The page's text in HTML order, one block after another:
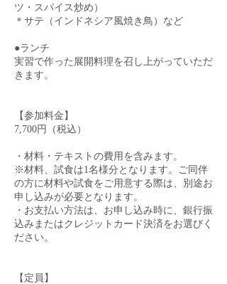
ツ・スパイス炒め）
＊サテ（インドネシア風焼き鳥）など
●ランチ
実習で作った展開料理を召し上がっていただ
きます。
【参加料金】
7,700円（税込）
・材料・テキストの費用を含みます。
※材料、試食は1名様分となります。ご同伴
の方に材料や試食をご用意する際は、別途お
申し込みが必要となります。
・お支払い方法は、お申し込み時に、銀行振
込みまたはクレジットカード決済をお選びく
ださい。
【定員】